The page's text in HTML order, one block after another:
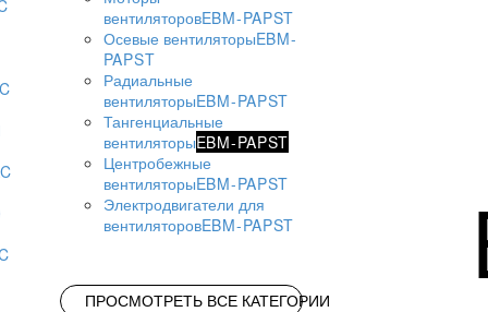
вентиляторовEBM-PAPST
Осевые вентиляторыEBM-
PAPST
Радиальные
вентиляторыEBM-PAPST
Тангенциальные
вентиляторыEBM-PAPST
Центробежные
вентиляторыEBM-PAPST
Электродвигатели для
вентиляторовEBM-PAPST
ПРОСМОТРЕТЬ ВСЕ КАТЕГОРИИ